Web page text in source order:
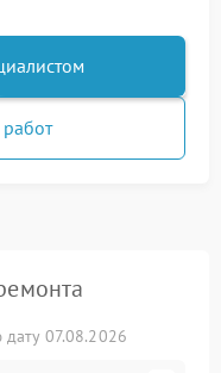
работ
07.08.2026